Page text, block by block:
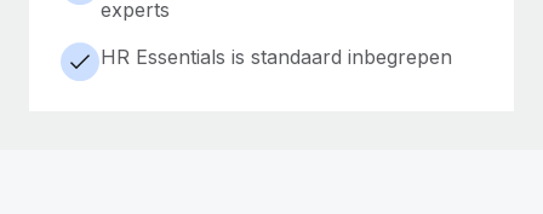
experts
HR Essentials is standaard inbegrepen